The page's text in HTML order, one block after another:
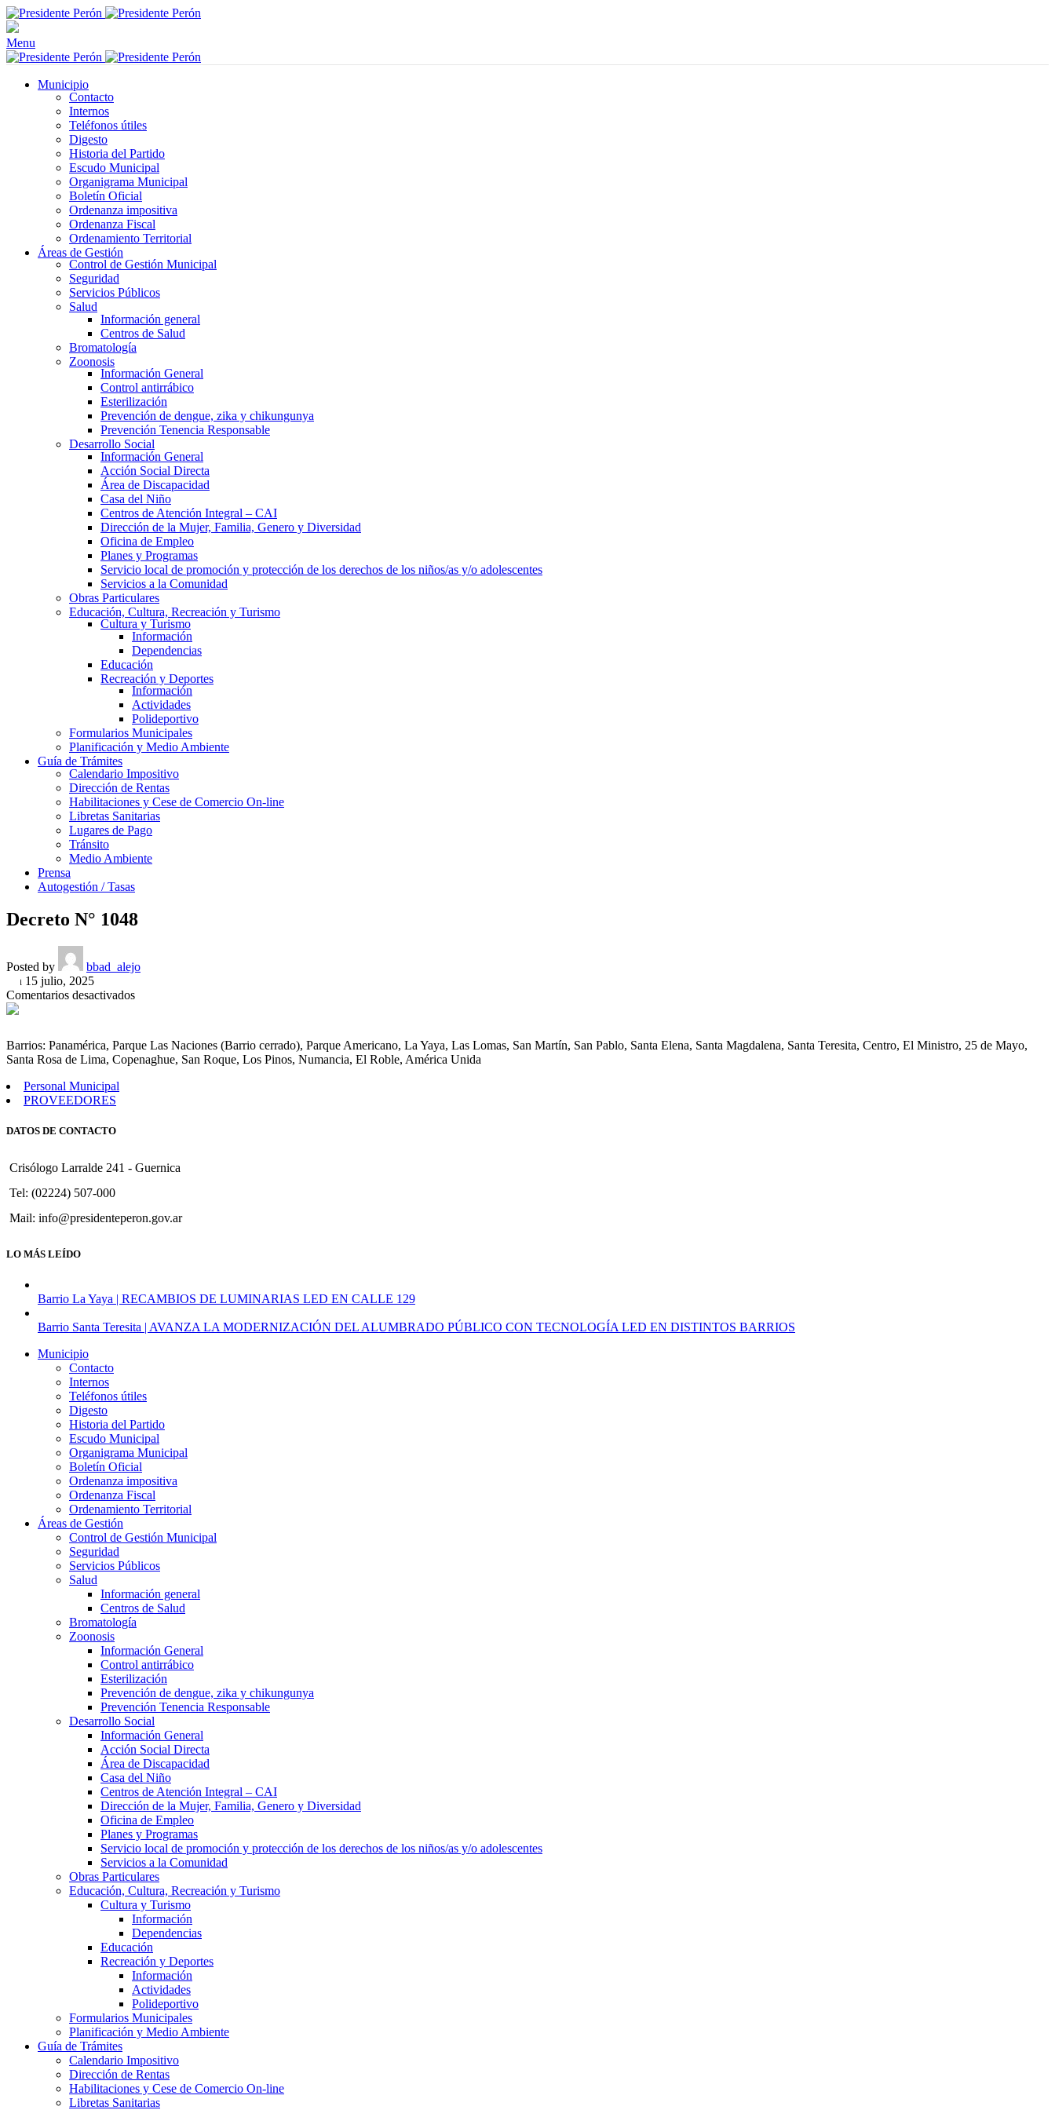
Menu
Municipio
Contacto
Internos
Teléfonos útiles
Digesto
Historia del Partido
Escudo Municipal
Organigrama Municipal
Boletín Oficial
Ordenanza impositiva
Ordenanza Fiscal
Ordenamiento Territorial
Áreas de Gestión
Control de Gestión Municipal
Seguridad
Servicios Públicos
Salud
Información general
Centros de Salud
Bromatología
Zoonosis
Información General
Control antirrábico
Esterilización
Prevención de dengue, zika y chikungunya
Prevención Tenencia Responsable
Desarrollo Social
Información General
Acción Social Directa
Área de Discapacidad
Casa del Niño
Centros de Atención Integral – CAI
Dirección de la Mujer, Familia, Genero y Diversidad
Oficina de Empleo
Planes y Programas
Servicio local de promoción y protección de los derechos de los niños/as y/o adolescentes
Servicios a la Comunidad
Obras Particulares
Educación, Cultura, Recreación y Turismo
Cultura y Turismo
Información
Dependencias
Educación
Recreación y Deportes
Información
Actividades
Polideportivo
Formularios Municipales
Planificación y Medio Ambiente
Guía de Trámites
Calendario Impositivo
Dirección de Rentas
Habilitaciones y Cese de Comercio On-line
Libretas Sanitarias
Lugares de Pago
Tránsito
Medio Ambiente
Prensa
Autogestión / Tasas
Decreto N° 1048
Posted by
bbad_alejo
On 15 julio, 2025
Comentarios desactivadosen
Barrios: Panamérica, Parque Las Naciones (Barrio cerrado), Parque Americano, La Yaya, Las Lomas, San Martín, San Pablo, Santa Elena, Santa Magdalena, Santa Teresita, Centro, El Ministro, 25 de Mayo,
Santa Rosa de Lima, Copenaghue, San Roque, Los Pinos, Numancia, El Roble, América Unida
Personal Municipal
PROVEEDORES
DATOS DE CONTACTO
Crisólogo Larralde 241 - Guernica
Tel: (02224) 507-000
Mail: info@presidenteperon.gov.ar
LO MÁS LEÍDO
Barrio La Yaya | RECAMBIOS DE LUMINARIAS LED EN CALLE 129
Barrio Santa Teresita | AVANZA LA MODERNIZACIÓN DEL ALUMBRADO PÚBLICO CON TECNOLOGÍA LED EN DISTINTOS BARRIOS
Municipio
Contacto
Internos
Teléfonos útiles
Digesto
Historia del Partido
Escudo Municipal
Organigrama Municipal
Boletín Oficial
Ordenanza impositiva
Ordenanza Fiscal
Ordenamiento Territorial
Áreas de Gestión
Control de Gestión Municipal
Seguridad
Servicios Públicos
Salud
Información general
Centros de Salud
Bromatología
Zoonosis
Información General
Control antirrábico
Esterilización
Prevención de dengue, zika y chikungunya
Prevención Tenencia Responsable
Desarrollo Social
Información General
Acción Social Directa
Área de Discapacidad
Casa del Niño
Centros de Atención Integral – CAI
Dirección de la Mujer, Familia, Genero y Diversidad
Oficina de Empleo
Planes y Programas
Servicio local de promoción y protección de los derechos de los niños/as y/o adolescentes
Servicios a la Comunidad
Obras Particulares
Educación, Cultura, Recreación y Turismo
Cultura y Turismo
Información
Dependencias
Educación
Recreación y Deportes
Información
Actividades
Polideportivo
Formularios Municipales
Planificación y Medio Ambiente
Guía de Trámites
Calendario Impositivo
Dirección de Rentas
Habilitaciones y Cese de Comercio On-line
Libretas Sanitarias